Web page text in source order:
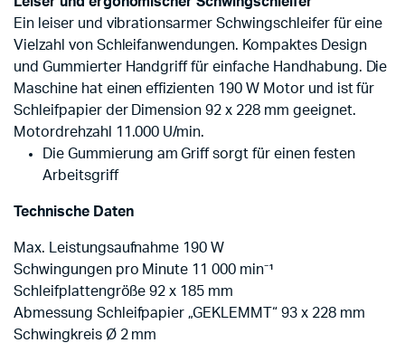
Ein leiser und vibrationsarmer Schwingschleifer für eine
Vielzahl von Schleifanwendungen. Kompaktes Design
und Gummierter Handgriff für einfache Handhabung. Die
Maschine hat einen effizienten 190 W Motor und ist für
Schleifpapier der Dimension 92 x 228 mm geeignet.
Motordrehzahl 11.000 U/min.
Die Gummierung am Griff sorgt für einen festen
Arbeitsgriff
Technische Daten
Max. Leistungsaufnahme 190 W
Schwingungen pro Minute 11 000 min⁻¹
Schleifplattengröße 92 x 185 mm
Abmessung Schleifpapier „GEKLEMMT“ 93 x 228 mm
Schwingkreis Ø 2 mm